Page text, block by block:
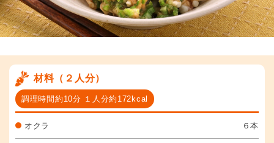
材料（２人分）
調理時間約10分 １人分約172kcal
オクラ ６本